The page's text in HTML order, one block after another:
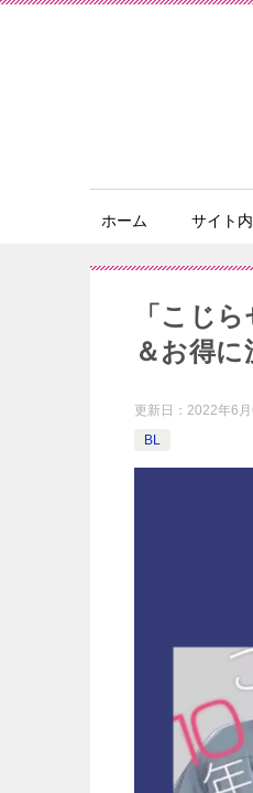
ホーム サイト
「こじ
＆お得に
更新日： 2022年6月
BL